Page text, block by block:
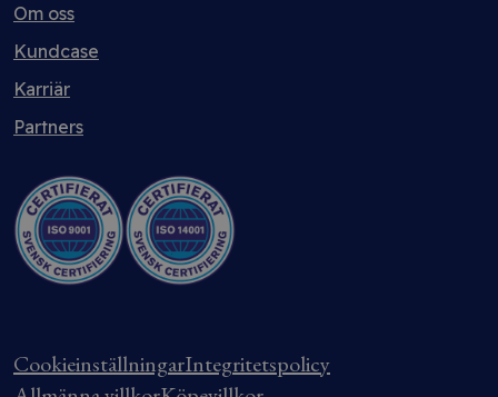
Om oss
Kundcase
Karriär
Partners
CookieinställningarIntegritetspolicy